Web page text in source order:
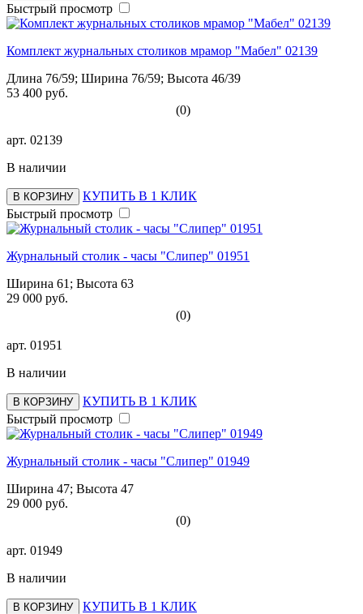
Быстрый просмотр
Комплект журнальных столиков мрамор "Мабел" 02139
Длина 76/59; Ширина 76/59; Высота 46/39
53 400 руб.
(0)
арт. 02139
В наличии
В КОРЗИНУ
КУПИТЬ В 1 КЛИК
Быстрый просмотр
Журнальный столик - часы "Слипер" 01951
Ширина 61; Высота 63
29 000 руб.
(0)
арт. 01951
В наличии
В КОРЗИНУ
КУПИТЬ В 1 КЛИК
Быстрый просмотр
Журнальный столик - часы "Слипер" 01949
Ширина 47; Высота 47
29 000 руб.
(0)
арт. 01949
В наличии
В КОРЗИНУ
КУПИТЬ В 1 КЛИК